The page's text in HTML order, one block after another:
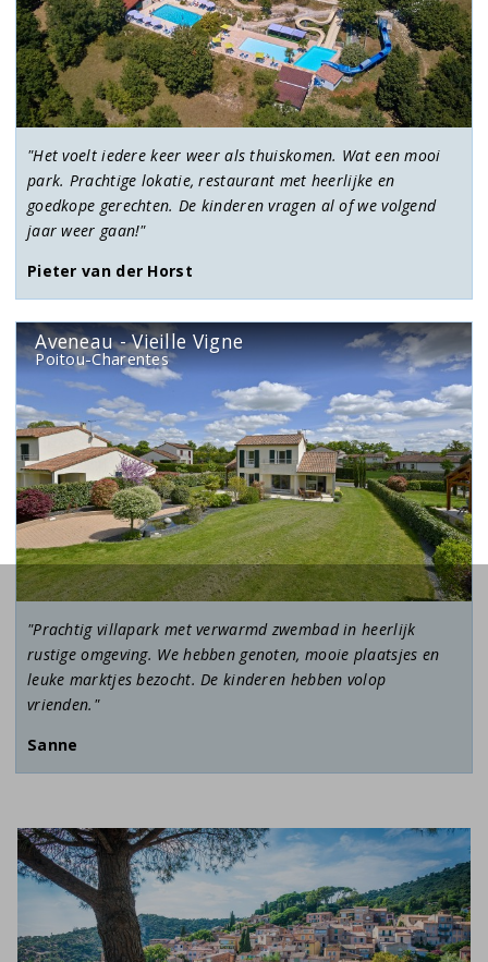
"Het voelt iedere keer weer als thuiskomen. Wat een mooi
park. Prachtige lokatie, restaurant met heerlijke en
goedkope gerechten. De kinderen vragen al of we volgend
jaar weer gaan!"
Pieter van der Horst
Aveneau - Vieille Vigne
Poitou-Charentes
"Prachtig villapark met verwarmd zwembad in heerlijk
rustige omgeving. We hebben genoten, mooie plaatsjes en
leuke marktjes bezocht. De kinderen hebben volop
vrienden."
Sanne